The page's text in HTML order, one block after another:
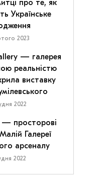
про те, як
Українське
2023
— галерея
реальністю
виставку
2022
— просторові
Галереї
арсеналу
2022